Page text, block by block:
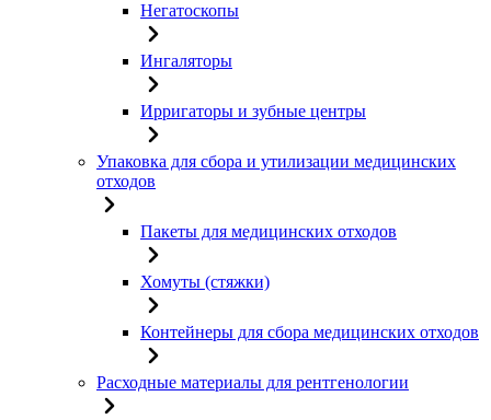
Негатоскопы
Ингаляторы
Ирригаторы и зубные центры
Упаковка для сбора и утилизации медицинских
отходов
Пакеты для медицинских отходов
Хомуты (стяжки)
Контейнеры для сбора медицинских отходов
Расходные материалы для рентгенологии